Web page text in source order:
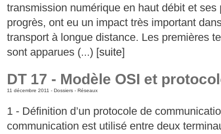
transmission numérique en haut débit et
progrès, ont eu un impact très important
transport à longue distance. Les premières
sont apparues (...) [suite]
DT 17 - Modèle OSI et
11 décembre 2011 - Dossiers- Réseaux
1 - Définition d’un protocole de
communication est utilisé entre deux